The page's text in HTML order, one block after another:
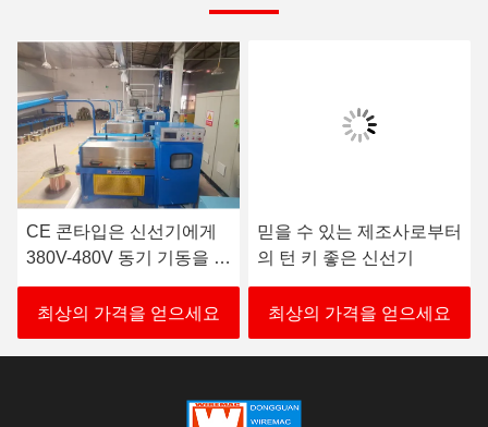
CE 콘타입은 신선기에게
380V-480V 동기 기동을 벌
금으로 부과합니다
최상의 가격을 얻으세요
믿을 수 있는 제조사로부터
의 턴 키 좋은 신선기
최상의 가격을 얻으세요